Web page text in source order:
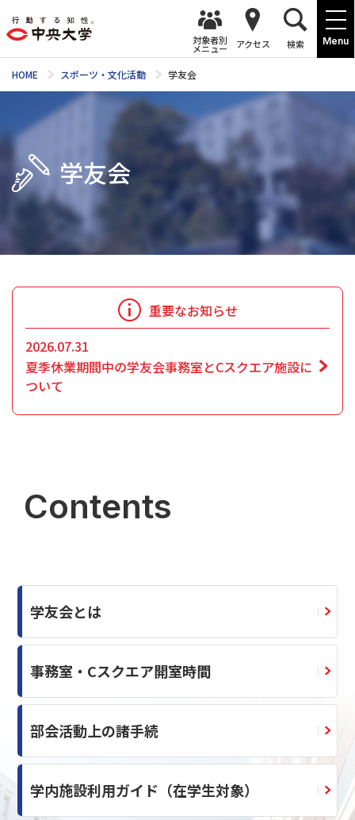
Menu
対象者別
メニュー アクセス 検索
HOME スポーツ・文化活動 学友会
学友会
重要なお知らせ
2026.07.31
夏季休業期間中の学友会事務室とCスクエア施設に
ついて
Contents
学友会とは
事務室・Cスクエア開室時間
部会活動上の諸手続
学内施設利用ガイド（在学生対象）